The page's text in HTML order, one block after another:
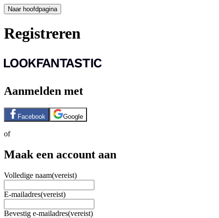
Naar hoofdpagina
Registreren
Aanmelden met
Facebook Google
of
Maak een account aan
Volledige naam(vereist)
E-mailadres(vereist)
Bevestig e-mailadres(vereist)